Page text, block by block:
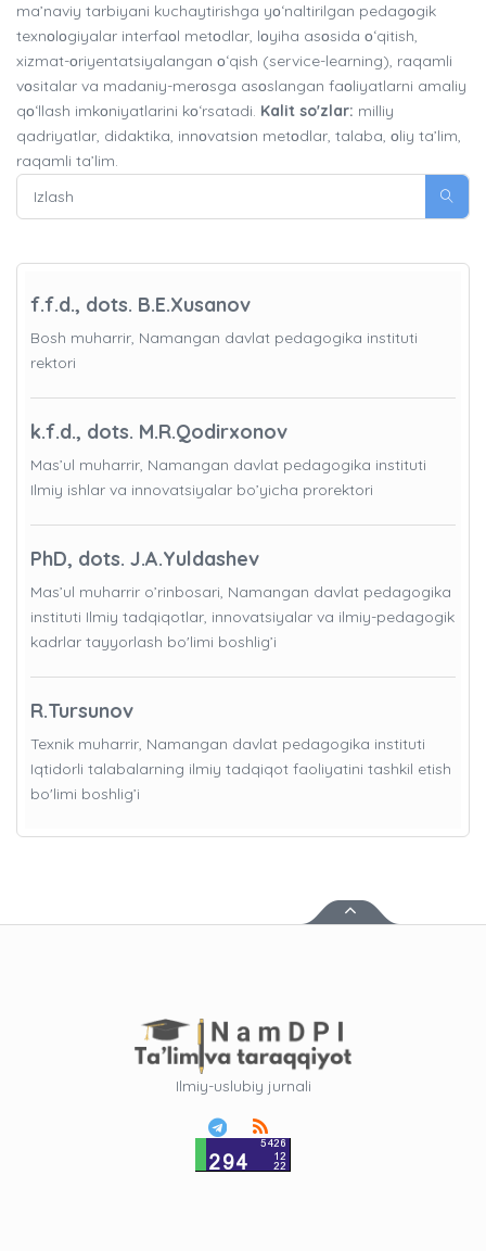
ma’naviy tarbiyani kuchaytirishga yоʻnaltirilgan pedagоgik
texnоlоgiyalar interfaоl metоdlar, lоyiha asоsida оʻqitish,
xizmat-оriyentatsiyalangan оʻqish (service-learning), raqamli
vоsitalar va madaniy-merоsga asоslangan faоliyatlarni amaliy
qоʻllash imkоniyatlarini kоʻrsatadi. Kalit so'zlar: milliy
qadriyatlar, didaktika, innоvatsiоn metоdlar, talaba, оliy ta’lim,
raqamli ta’lim.
f.f.d., dots. B.E.Xusanov
Bosh muharrir, Namangan davlat pedagogika instituti
rektori
k.f.d., dots. M.R.Qodirxonov
Mas’ul muharrir, Namangan davlat pedagogika instituti
Ilmiy ishlar va innovatsiyalar bo’yicha prorektori
PhD, dots. J.A.Yuldashev
Mas’ul muharrir o’rinbosari, Namangan davlat pedagogika
instituti Ilmiy tadqiqotlar, innovatsiyalar va ilmiy-pedagogik
kadrlar tayyorlash bo'limi boshlig’i
R.Tursunov
Texnik muharrir, Namangan davlat pedagogika instituti
Iqtidorli talabalarning ilmiy tadqiqot faoliyatini tashkil etish
bo'limi boshlig’i
Ilmiy-uslubiy jurnali